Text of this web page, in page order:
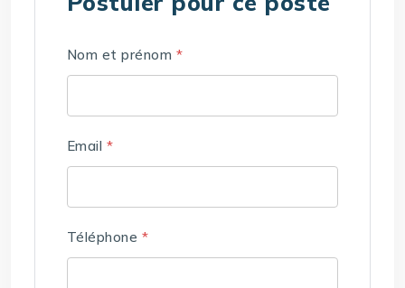
Nom et prénom *
Email *
Téléphone *